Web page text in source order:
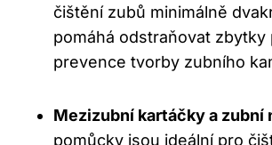
čištění zubů minimálně
pomáhá odstraňovat zbytky
prevence tvorby zubního
Mezizubní kartáčky a zubní
pomůcky jsou ideální pro